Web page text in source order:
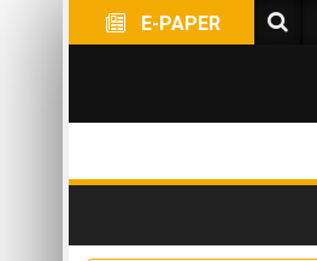
E-PAPER